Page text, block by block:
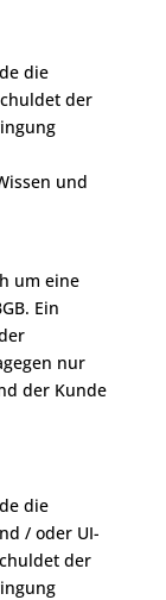
die
der
und
um eine
Ein
nur
der Kunde
die
/ oder UI-
der